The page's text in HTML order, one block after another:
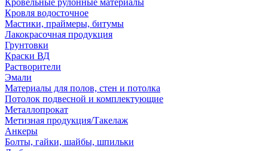
Кровельные рулонные материалы
Кровля водосточное
Мастики, праймеры, битумы
Лакокрасочная продукция
Грунтовки
Краски ВД
Растворители
Эмали
Материалы для полов, стен и потолка
Потолок подвесной и комплектующие
Металлопрокат
Метизная продукция/Такелаж
Анкеры
Болты, гайки, шайбы, шпильки